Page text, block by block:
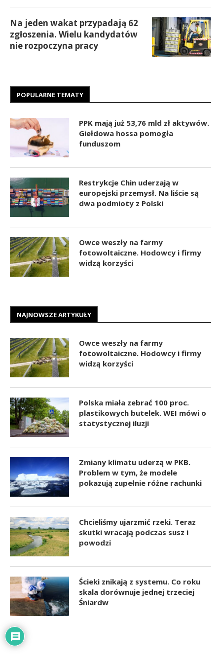
Na jeden wakat przypadają 62
zgłoszenia. Wielu kandydatów
nie rozpoczyna pracy
POPULARNE TEMATY
PPK mają już 53,76 mld zł aktywów.
Giełdowa hossa pomogła
funduszom
Restrykcje Chin uderzają w
europejski przemysł. Na liście są
dwa podmioty z Polski
Owce weszły na farmy
fotowoltaiczne. Hodowcy i firmy
widzą korzyści
NAJNOWSZE ARTYKUŁY
Owce weszły na farmy
fotowoltaiczne. Hodowcy i firmy
widzą korzyści
Polska miała zebrać 100 proc.
plastikowych butelek. WEI mówi o
statystycznej iluzji
Zmiany klimatu uderzą w PKB.
Problem w tym, że modele
pokazują zupełnie różne rachunki
Chcieliśmy ujarzmić rzeki. Teraz
skutki wracają podczas susz i
powodzi
Ścieki znikają z systemu. Co roku
skala dorównuje jednej trzeciej
Śniardw